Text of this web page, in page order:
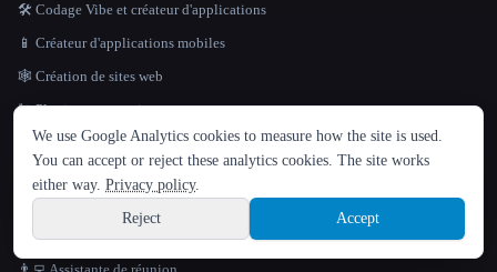
LANGUE
English español Français Русский 简体中文
Hindi
Sign up
🛠️ Codage Vibe et créateur d'applications
📱 Créateur d'applications mobiles
🕸 Création de sites web
🔌 Plugins et extensions
🕸️ Scraping sur le Web et extraction de données
PRODUCTIVITÉ
🦾 Agents d'IA
We use Google Analytics cookies to measure how the site is used.
You can accept or reject these analytics cookies. The site works
either way. Privacy policy.
Reject
Accept